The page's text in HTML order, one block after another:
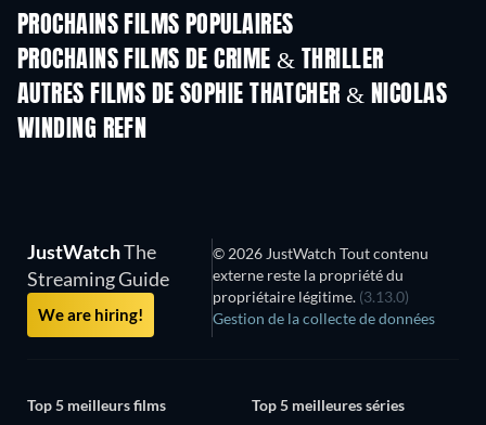
PROCHAINS FILMS POPULAIRES
PROCHAINS FILMS DE CRIME & THRILLER
AUTRES FILMS DE SOPHIE THATCHER & NICOLAS
WINDING REFN
JustWatchThe
Streaming Guide
We are hiring!
© 2026 JustWatch Tout contenu
externe reste la propriété du
propriétaire légitime. (3.13.0)
Gestion de la collecte de données
Top 5 meilleurs films
Top 5 meilleures séries